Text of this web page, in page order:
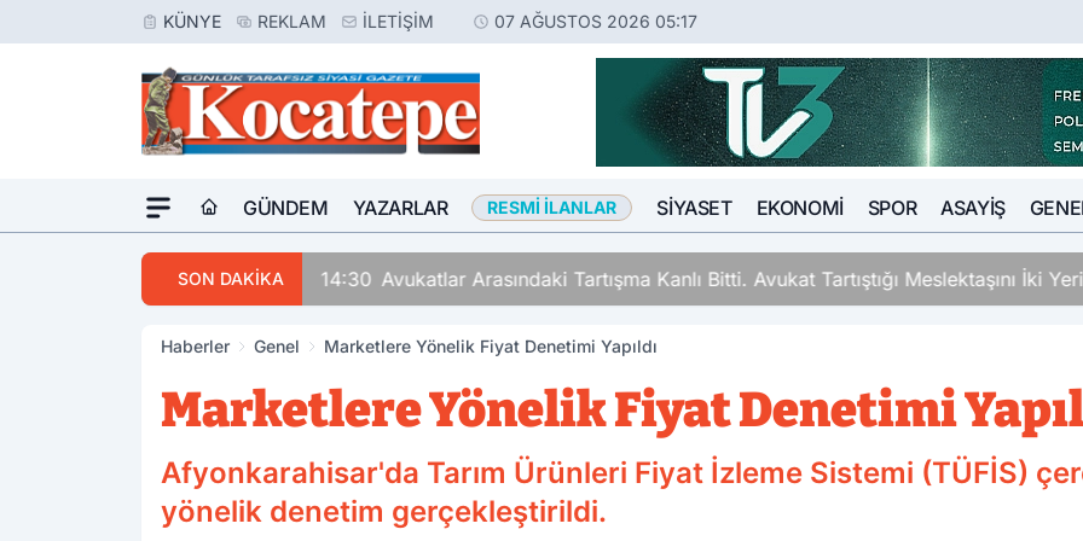
KÜNYE REKLAM İLETIŞIM 07 AĞUSTOS 2026 05:17
GÜNDEM YAZARLAR RESMI İLANLAR SIYASET EKONOMI SPOR ASAYIŞ
SON DAKİKA 14:30 Avukatlar Arasındaki Tartışma Kanlı Bitti. Avukat Tartıştığı Meslektaşını İki
Haberler Genel Marketlere Yönelik Fiyat Denetimi Yapıldı
Marketlere Yönelik Fiyat Denetimi
Afyonkarahisar'da Tarım Ürünleri Fiyat İzleme Sistemi (TÜFİS)
yönelik denetim gerçekleştirildi.